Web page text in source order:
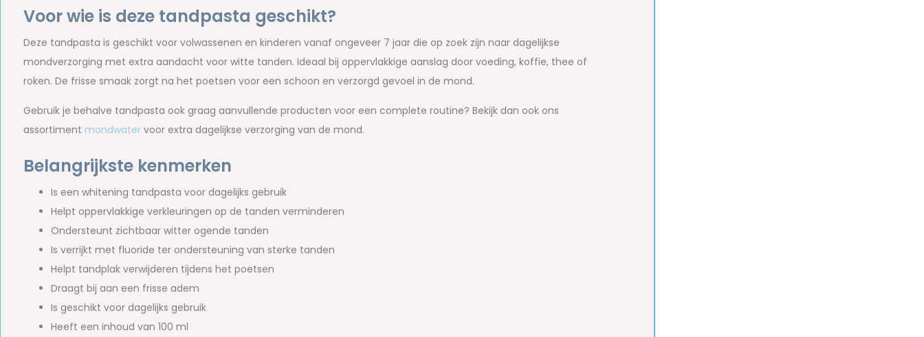
Voor wie is deze tandpasta geschikt?
Deze tandpasta is geschikt voor volwassenen en kinderen vanaf ongeveer 7 jaar die op zoek zijn naar dagelijkse
mondverzorging met extra aandacht voor witte tanden. Ideaal bij oppervlakkige aanslag door voeding, koffie, thee of
roken. De frisse smaak zorgt na het poetsen voor een schoon en verzorgd gevoel in de mond.
Gebruik je behalve tandpasta ook graag aanvullende producten voor een complete routine? Bekijk dan ook ons
assortiment mondwatervoor extra dagelijkse verzorging van de mond.
Belangrijkste kenmerken
Is een whitening tandpasta voor dagelijks gebruik
Helpt oppervlakkige verkleuringen op de tanden verminderen
Ondersteunt zichtbaar witter ogende tanden
Is verrijkt met fluoride ter ondersteuning van sterke tanden
Helpt tandplak verwijderen tijdens het poetsen
Draagt bij aan een frisse adem
Is geschikt voor dagelijks gebruik
Heeft een inhoud van 100 ml